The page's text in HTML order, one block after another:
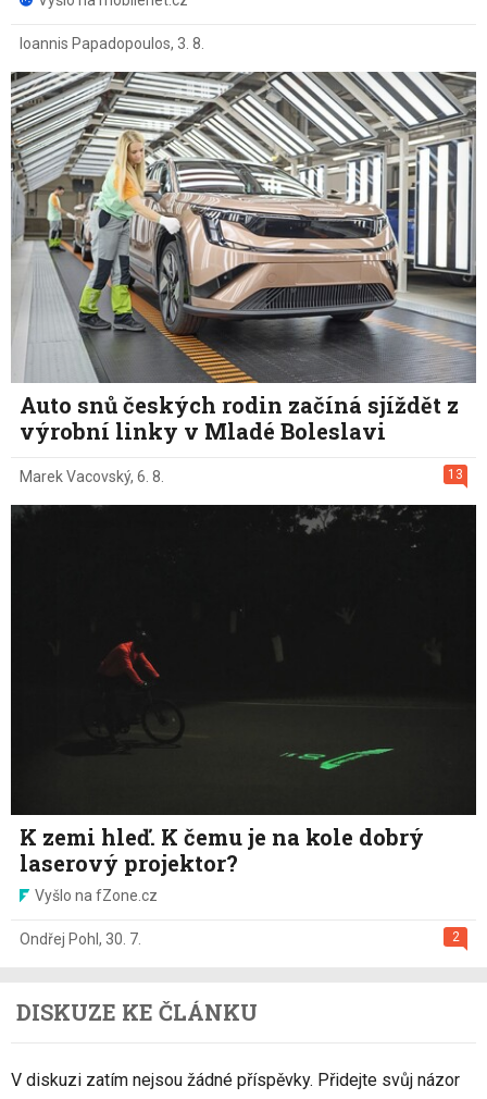
Ioannis Papadopoulos, 3. 8.
Auto snů českých rodin začíná sjíždět z
výrobní linky v Mladé Boleslavi
13
Marek Vacovský, 6. 8.
K zemi hleď. K čemu je na kole dobrý
laserový projektor?
Vyšlo na fZone.cz
2
Ondřej Pohl , 30. 7.
DISKUZE KE ČLÁNKU
V diskuzi zatím nejsou žádné příspěvky. Přidejte svůj názor